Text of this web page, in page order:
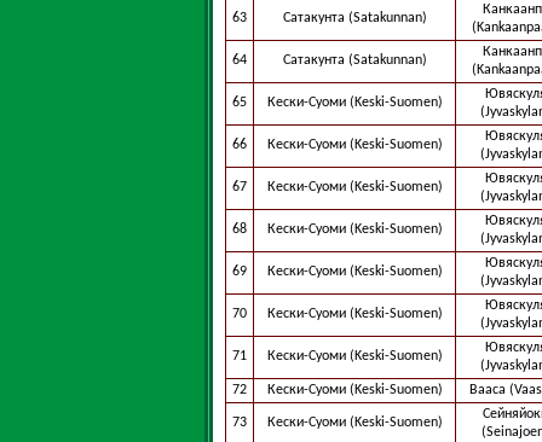
63 Сатакунта (Satakunnan)
64 Сатакунта (Satakunnan)
65 Кески-Суоми (Keski-Suomen)
66 Кески-Суоми (Keski-Suomen)
67 Кески-Суоми (Keski-Suomen)
68 Кески-Суоми (Keski-Suomen)
69 Кески-Суоми (Keski-Suomen)
70 Кески-Суоми (Keski-Suomen)
71 Кески-Суоми (Keski-Suomen)
72
Кески-Суоми (Keski-Suomen) Вааса
73 Кески-Суоми (Keski-Suomen)